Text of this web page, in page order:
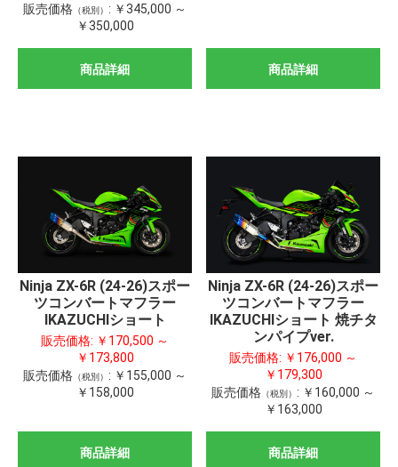
販売価格 （税別） : ￥345,000 ～
￥350,000
商品詳細 商品詳細
Ninja ZX-6R (24-26)スポー
ツコンバートマフラー
IKAZUCHIショート
販売価格: ￥170,500 ～
￥173,800
販売価格 （税別） : ￥155,000 ～
￥158,000
商品詳細
Ninja ZX-6R (24-26)スポー
ツコンバートマフラー
IKAZUCHIショート 焼チタ
ンパイプver.
販売価格: ￥176,000 ～
￥179,300
販売価格 （税別） : ￥160,000 ～
￥163,000
商品詳細